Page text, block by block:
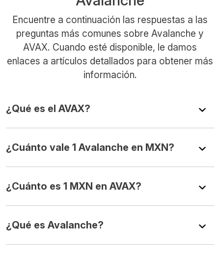
Encuentre a continuación las respuestas a las
preguntas más comunes sobre Avalanche y
AVAX. Cuando esté disponible, le damos
enlaces a artículos detallados para obtener más
información.
¿Qué es el AVAX?
¿Cuánto vale 1 Avalanche en MXN?
¿Cuánto es 1 MXN en AVAX?
¿Qué es Avalanche?